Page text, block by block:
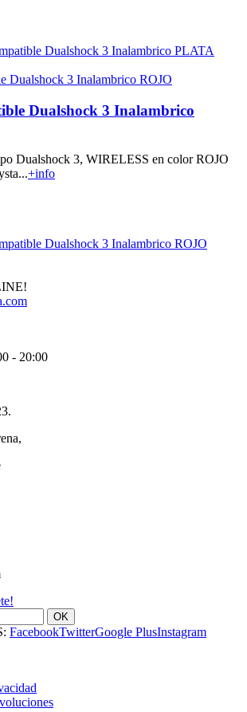
Dualshock 3 Inalambrico PLATA
Dualshock 3 Inalambrico
Dualshock 3, WIRELESS en color ROJO
+info
Dualshock 3 Inalambrico ROJO
- 20:00
OK
FacebookTwitterGoogle PlusInstagram